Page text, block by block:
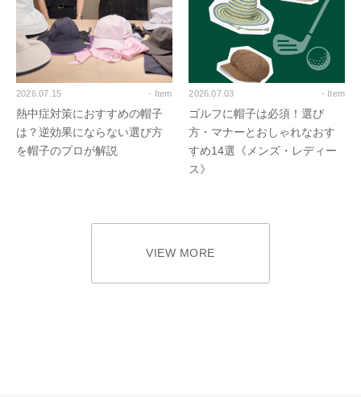
2026.07.15 - Item
熱中症対策におすすめの帽子
は？逆効果にならない選び方
を帽子のプロが解説
2026.07.03 - Item
ゴルフに帽子は必須！選び
方・マナーとおしゃれなおす
すめ14選《メンズ・レディー
ス》
VIEW MORE